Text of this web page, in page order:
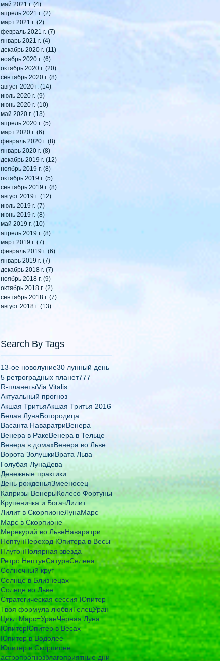
май 2021 г. (4)4 поста
апрель 2021 г. (2)
март 2021 г. (2)
февраль 2021 г. (7)
январь 2021 г. (4)
декабрь 2020 г. (11)
ноябрь 2020 г. (6)
октябрь 2020 г. (20)
сентябрь 2020 г. (8)
август 2020 г. (14)
июль 2020 г. (9)
июнь 2020 г. (10)
май 2020 г. (13)
апрель 2020 г. (5)
март 2020 г. (6)
февраль 2020 г. (8)
январь 2020 г. (8)
декабрь 2019 г. (12)
ноябрь 2019 г. (8)
октябрь 2019 г. (5)
сентябрь 2019 г. (8)
август 2019 г. (12)
июль 2019 г. (7)
июнь 2019 г. (8)
май 2019 г. (10) 10 постов
апрель 2019 г. (8) 8 постов
март 2019 г. (7)
февраль 2019 г. (6)
январь 2019 г. (7)
декабрь 2018 г. (7)
ноябрь 2018 г. (9)
октябрь 2018 г. (2)
сентябрь 2018 г. (7)
август 2018 г. (13)
Search By Tags
13-ое новолуние30 лунный день
5 ретроградных планет777
R-планетыVia Vitalis
Актуальный прогноз
Акшая ТритьяАкшая Тритья 2016
Белая ЛунаБогородица
Васанта НаваратриВенера
Венера в РакеВенера в Тельце
Венера в домахВенера во Льве
Ворота ЗолушкиВрата Льва
Голубая ЛунаДева
Денежные практики
День рожденьяЗмееносец
Капризы ВенерыКолесо Фортуны
Крупеничка и БогачЛилит
Лилит в СкорпионеЛунаМарс
Марс в Скорпионе
Мерекурий во ЛьвеНаваратри
НептунПереход Юпитера в Весы
ПлутонПолярная звезда
Ретро НептунСатурнСелена
Солнечный круг
Солнце в Близнецах
Солнце во Льве
Стратегическая сессия Юпитер
Твоя формула любвиТелецУран
Цикл Марс=УранЧёрная Луна
ЮпитерЮпитер в Весах
Юпитер в Водолее
Юпитер в Скорпионе
астропрогнозблагоприятные дни